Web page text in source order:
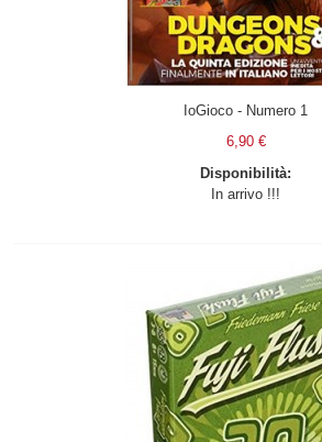
IoGioco - Numero 1
6,90 €
Disponibilità:
In arrivo !!!